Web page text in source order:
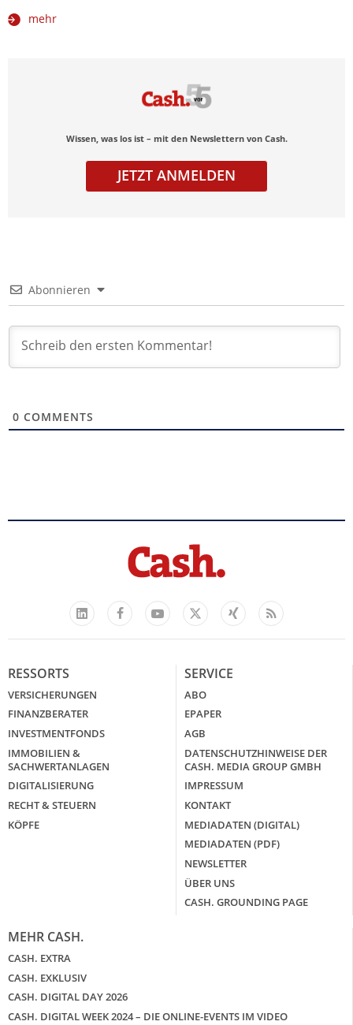
mehr
Wissen, was los ist – mit den Newslettern von Cash.
JETZT ANMELDEN
Abonnieren
0 COMMENTS
LinkedIn
FacebookYouTube
X
Xing Feed
RESSORTS
VERSICHERUNGEN
FINANZBERATER
INVESTMENTFONDS
IMMOBILIEN &
SACHWERTANLAGEN
DIGITALISIERUNG
RECHT & STEUERN
KÖPFE
SERVICE
ABO
EPAPER
AGB
DATENSCHUTZHINWEISE DER
CASH. MEDIA GROUP GMBH
IMPRESSUM
KONTAKT
MEDIADATEN (DIGITAL)
MEDIADATEN (PDF)
NEWSLETTER
ÜBER UNS
CASH. GROUNDING PAGE
MEHR CASH.
CASH. EXTRA
CASH. EXKLUSIV
CASH. DIGITAL DAY 2026
CASH. DIGITAL WEEK 2024 – DIE ONLINE-EVENTS IM VIDEO